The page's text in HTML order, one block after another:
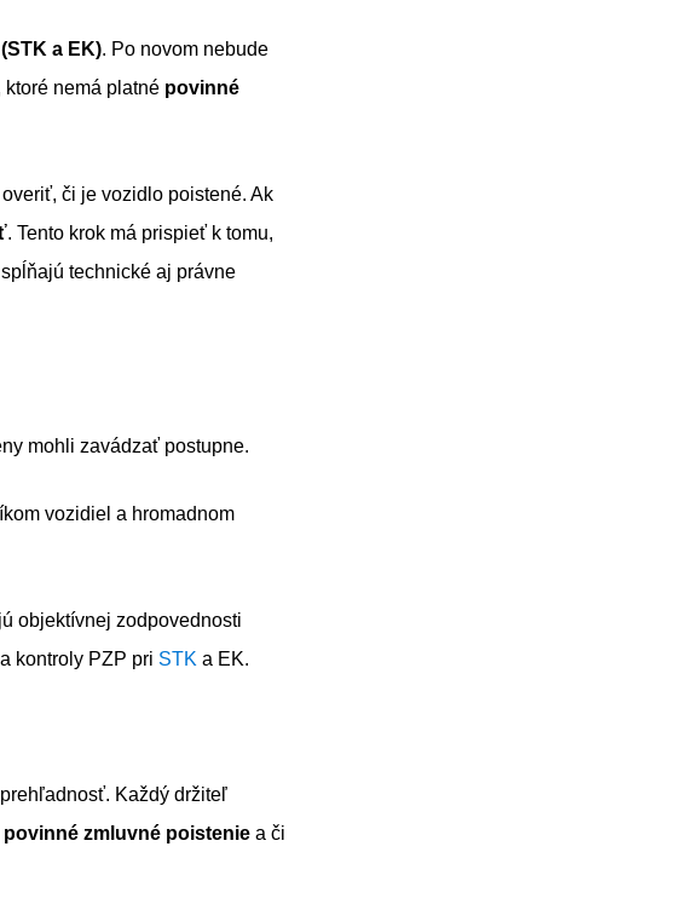
a EK). Po novom nebude
nemá platné povinné
či je vozidlo poistené. Ak
. Tento krok má prispieť k tomu,
technické aj právne
mohli zavádzať postupne.
vozidiel a hromadnom
objektívnej zodpovednosti
kontroly PZP pri STK a EK.
Každý držiteľ
povinné zmluvné poistenie a či